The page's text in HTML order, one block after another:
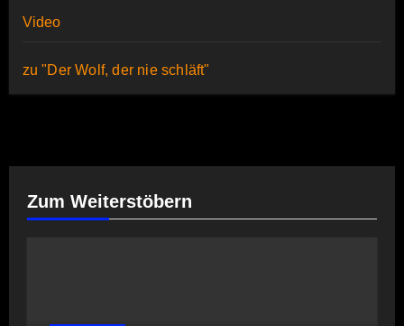
Video
zu "Der Wolf, der nie schläft"
Zum Weiterstöbern